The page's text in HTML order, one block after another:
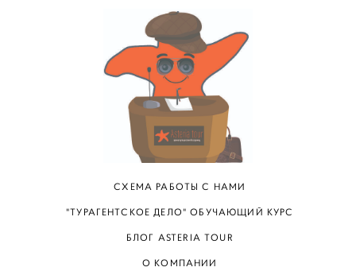
СХЕМА РАБОТЫ С НАМИ
"ТУРАГЕНТСКОЕ ДЕЛО" ОБУЧАЮЩИЙ КУРС
БЛОГ ASTERIA TOUR
О КОМПАНИИ